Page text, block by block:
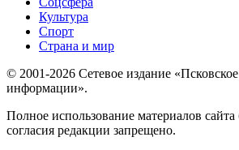
Культура
Спорт
Страна и мир
© 2001-2026 Сетевое издание «Псковское
информации».
Полное использование материалов
согласия редакции запрещено.